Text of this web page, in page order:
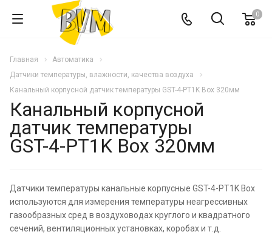
0
Главная
Автоматика
Датчики температуры, влажности, качества воздуха
Канальный корпусной датчик температуры GST-4-PT1K Box 320мм
Канальный корпусной
датчик температуры
GST-4-PT1K Box 320мм
Датчики температуры канальные корпусные GST-4-PT1K Box
используются для измерения температуры неагрессивных
газообразных сред в воздуховодах круглого и квадратного
сечений, вентиляционных установках, коробах и т.д.